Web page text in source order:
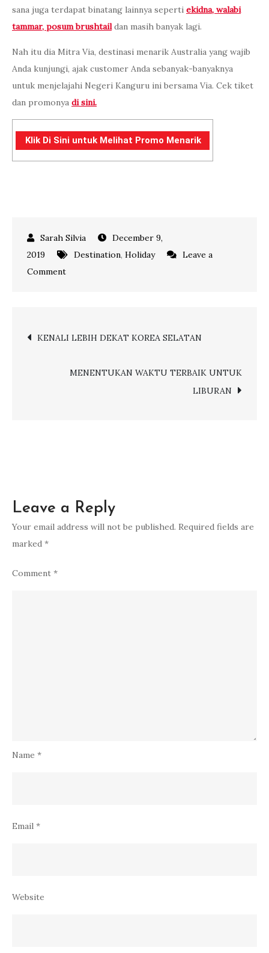
sana juga terdapat binatang lainnya seperti ekidna, walabi
tammar, posum brushtaildan masih banyak lagi.
Nah itu dia Mitra Via, destinasi menarik Australia yang wajib
Anda kunjungi, ajak customer Anda sebanyak-banyaknya
untuk menjelajahi Negeri Kanguru ini bersama Via. Cek tiket
dan promonya di sini.
Klik Di Sini untuk Melihat Promo Menarik
December 9,
2019
Destination, Holiday
Leave a
Commenton
JANGAN
DESTINASI
Post
navigation
KENALI LEBIH DEKAT KOREA SELATAN
MENENTUKAN WAKTU TERBAIK UNTUK
LIBURAN
Leave a Reply
Your email address will not be published. Required fields are
marked *
Comment *
Name *
Email *
Website